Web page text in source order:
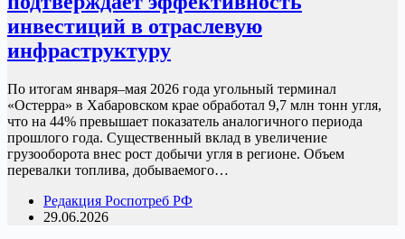
инвестиций в отраслевую
инфраструктуру
По итогам января–мая 2026 года угольный терминал
«Остерра» в Хабаровском крае обработал 9,7 млн тонн угля,
что на 44% превышает показатель аналогичного периода
прошлого года. Существенный вклад в увеличение
грузооборота внес рост добычи угля в регионе. Объем
перевалки топлива, добываемого…
Редакция Роспотреб РФ
29.06.2026